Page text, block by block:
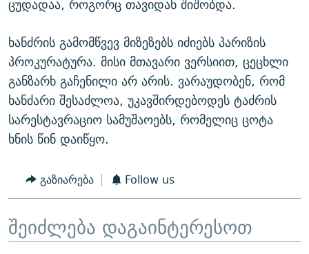
ცუდადაა, როგორც თავიდან შიშობდა.
ხანძრის გამომწვევ მიზეზებს იძიებს პარიზის
პროკურატურა. მისი მთავარი ვერსიით, ცეცხლი
განზარხ გაჩენილი არ არის. ვარაუდობენ, რომ
ხანძარი შესაძლოა, უკავშირდებოდეს ტაძრის
სარესტავრაციო სამუშაოებს, რომელიც ცოტა
ხნის წინ დაიწყო.
გაზიარება Follow us
შეიძლება დაგაინტერესოთ